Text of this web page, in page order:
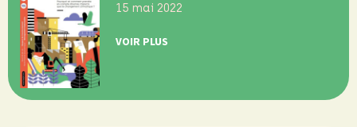
15 mai 2022
VOIR PLUS